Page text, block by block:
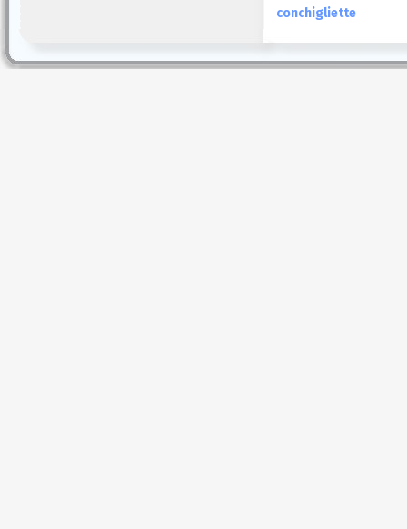
conchigliette